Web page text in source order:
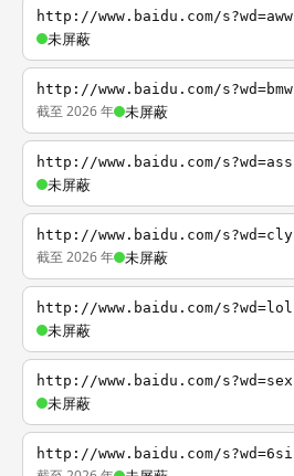
http://www.baidu.com/s?wd=aww
未屏蔽
http://www.baidu.com/s?wd=bmw
截至 2026 年 未屏蔽
http://www.baidu.com/s?wd=ass
未屏蔽
http://www.baidu.com/s?wd=cly
截至 2026 年 未屏蔽
http://www.baidu.com/s?wd=lol
未屏蔽
http://www.baidu.com/s?wd=sex
未屏蔽
http://www.baidu.com/s?wd=6si